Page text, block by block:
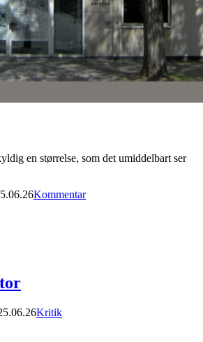
en størrelse, som det umiddelbart ser
Kommentar
Kritik